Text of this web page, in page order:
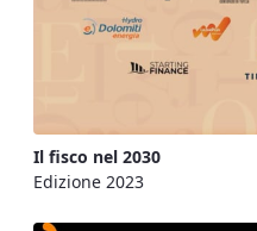
Il fisco nel 2030
Edizione 2023